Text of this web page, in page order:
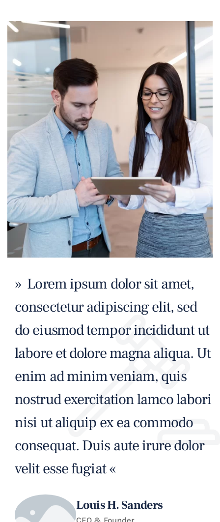
» Lorem ipsum dolor sit amet,
consectetur adipiscing elit, sed
do eiusmod tempor incididunt ut
labore et dolore magna aliqua. Ut
enim ad minim veniam, quis
nostrud exercitation lamco labori
nisi ut aliquip ex ea commodo
consequat. Duis aute irure dolor
velit esse fugiat «
Louis H. Sanders
CEO & Founder